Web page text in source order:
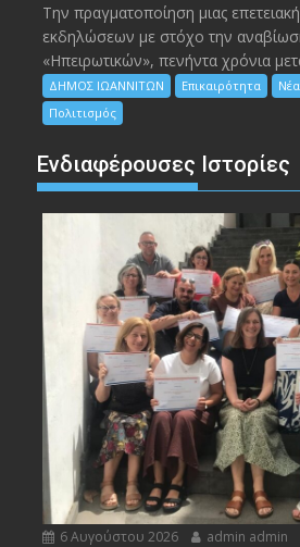
Την πραγματοποίηση μιας
εκδηλώσεων με στόχο την
«Ηπειρωτικών», πενήντα χρόνια
ΔΗΜΟΣ ΙΩΑΝΝΙΤΩΝ Επικαιρότητα
Πολιτισμός
Ενδιαφέρουσες Ιστορίες
6 Αυγούστου 2026 admin admin